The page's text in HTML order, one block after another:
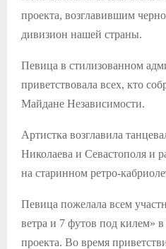
проекта, возглавившим
дивизион нашей страны.
Певица в стилизованном
приветствовала всех, кто
Майдане Независимости.
Артистка возглавила
Николаева и Севастополя и
на старинном ретро-
Певица пожелала всем
ветра и 7 футов под килем»
проекта. Во время